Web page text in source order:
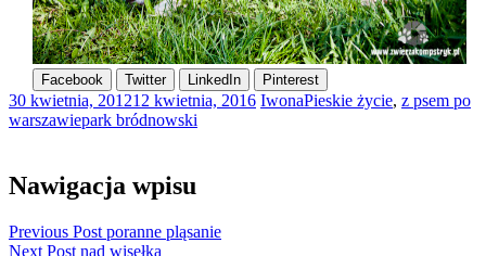
Facebook Twitter LinkedIn Pinterest
30 kwietnia, 201212 kwietnia, 2016 IwonaPieskie życie, z psem po
warszawiepark bródnowski
Nawigacja wpisu
Previous Post poranne pląsanie
Next Post nad wisełką